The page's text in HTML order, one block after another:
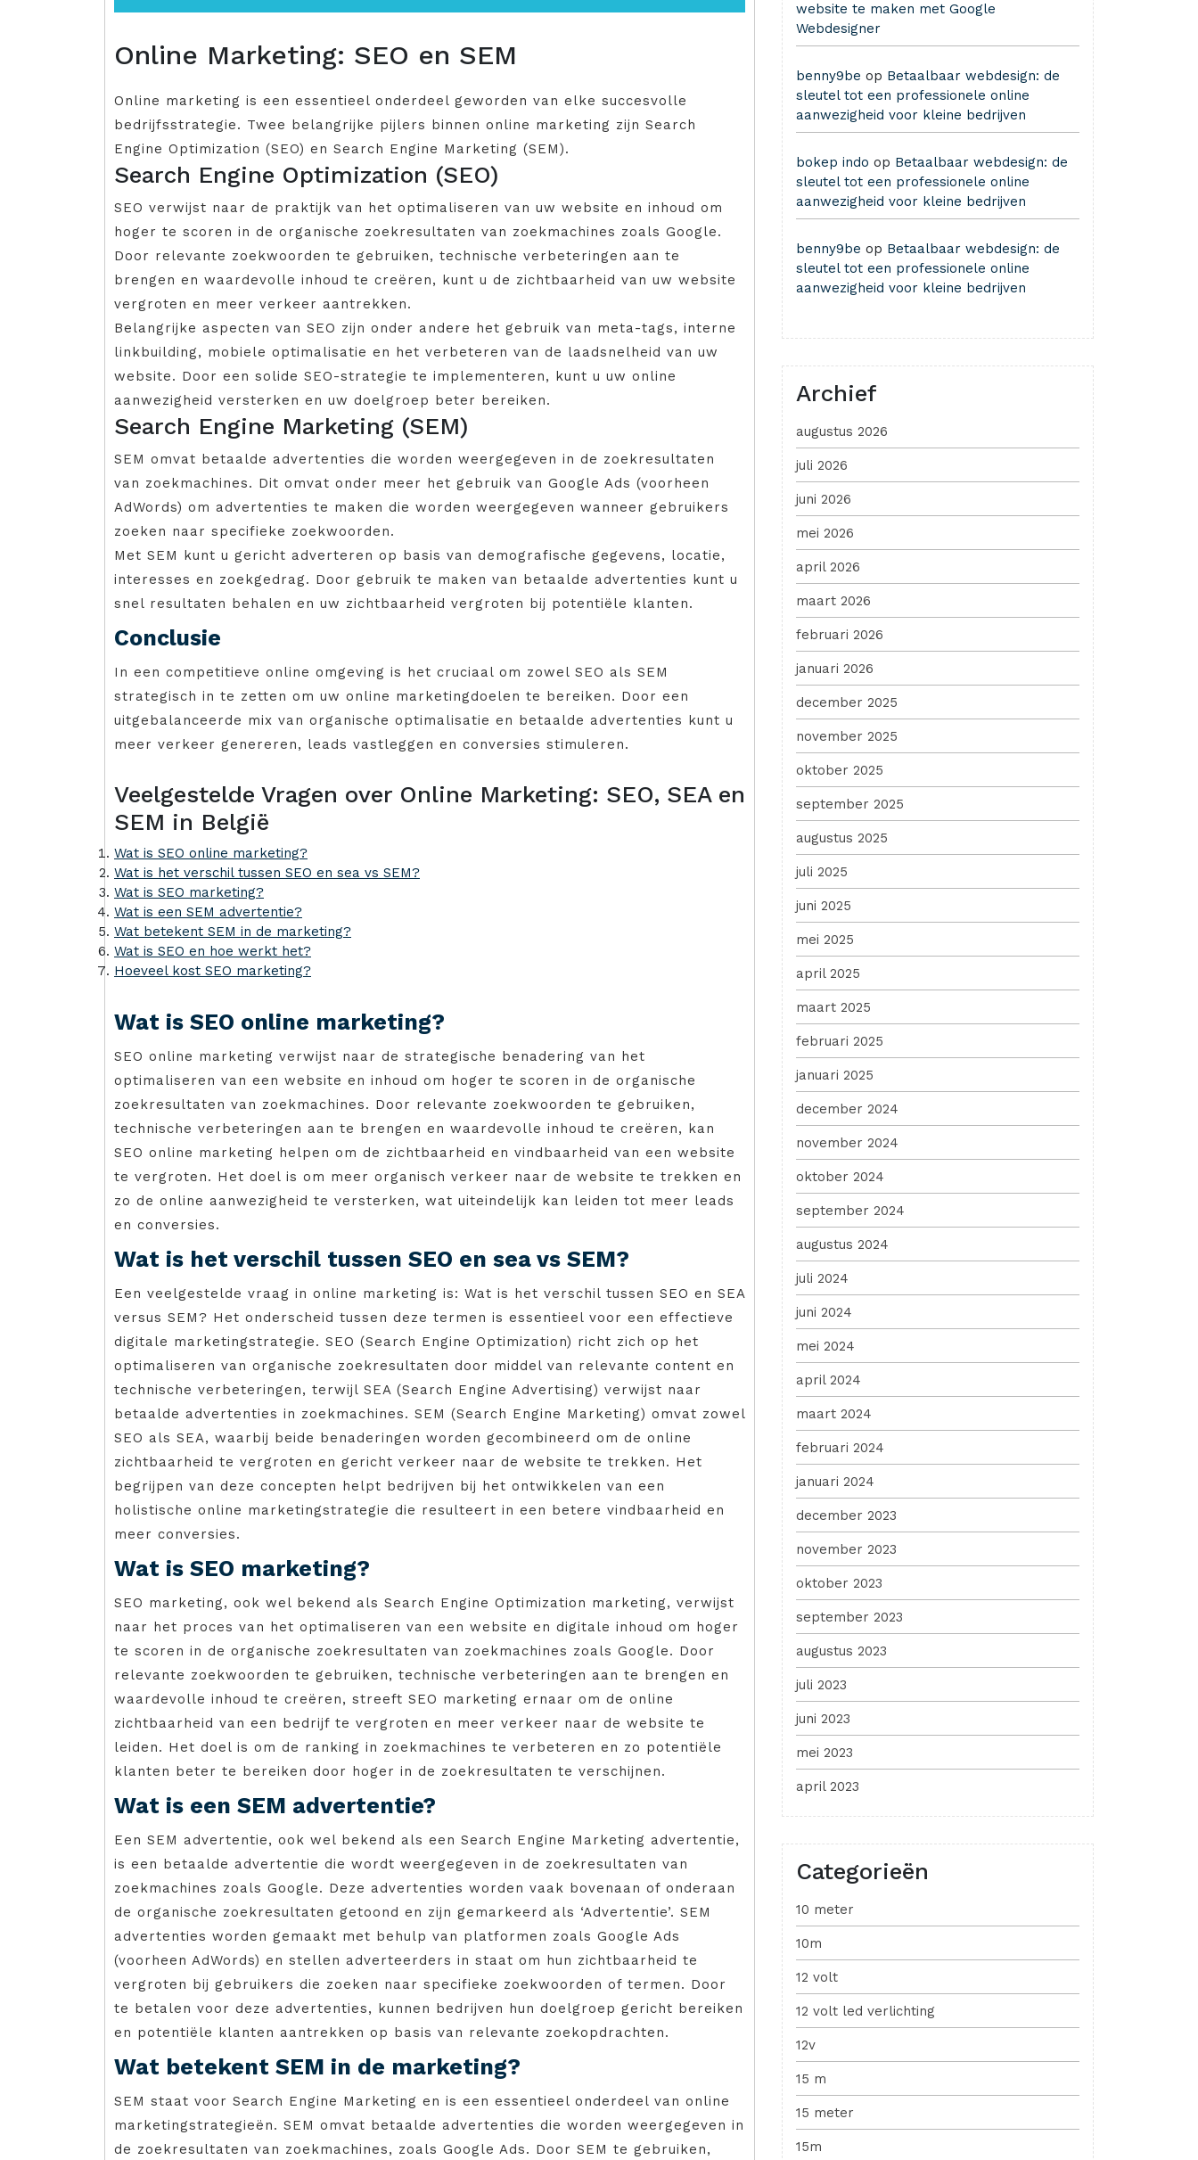
Online Marketing: SEO en SEM
Online marketing is een essentieel onderdeel geworden van elke succesvolle
bedrijfsstrategie. Twee belangrijke pijlers binnen online marketing zijn Search
Engine Optimization (SEO) en Search Engine Marketing (SEM).
Search Engine Optimization (SEO)
SEO verwijst naar de praktijk van het optimaliseren van uw website en inhoud om
hoger te scoren in de organische zoekresultaten van zoekmachines zoals Google.
Door relevante zoekwoorden te gebruiken, technische verbeteringen aan te
brengen en waardevolle inhoud te creëren, kunt u de zichtbaarheid van uw website
vergroten en meer verkeer aantrekken.
Belangrijke aspecten van SEO zijn onder andere het gebruik van meta-tags, interne
linkbuilding, mobiele optimalisatie en het verbeteren van de laadsnelheid van uw
website. Door een solide SEO-strategie te implementeren, kunt u uw online
aanwezigheid versterken en uw doelgroep beter bereiken.
Search Engine Marketing (SEM)
SEM omvat betaalde advertenties die worden weergegeven in de zoekresultaten
van zoekmachines. Dit omvat onder meer het gebruik van Google Ads (voorheen
AdWords) om advertenties te maken die worden weergegeven wanneer gebruikers
zoeken naar specifieke zoekwoorden.
Met SEM kunt u gericht adverteren op basis van demografische gegevens, locatie,
interesses en zoekgedrag. Door gebruik te maken van betaalde advertenties kunt u
snel resultaten behalen en uw zichtbaarheid vergroten bij potentiële klanten.
Conclusie
In een competitieve online omgeving is het cruciaal om zowel SEO als SEM
strategisch in te zetten om uw online marketingdoelen te bereiken. Door een
uitgebalanceerde mix van organische optimalisatie en betaalde advertenties kunt u
meer verkeer genereren, leads vastleggen en conversies stimuleren.
Veelgestelde Vragen over Online Marketing: SEO, SEA en
SEM in België
Wat is SEO online marketing?
Wat is het verschil tussen SEO en sea vs SEM?
Wat is SEO marketing?
Wat is een SEM advertentie?
Wat betekent SEM in de marketing?
Wat is SEO en hoe werkt het?
Hoeveel kost SEO marketing?
Wat is SEO online marketing?
SEO online marketing verwijst naar de strategische benadering van het
optimaliseren van een website en inhoud om hoger te scoren in de organische
zoekresultaten van zoekmachines. Door relevante zoekwoorden te gebruiken,
technische verbeteringen aan te brengen en waardevolle inhoud te creëren, kan
SEO online marketing helpen om de zichtbaarheid en vindbaarheid van een website
te vergroten. Het doel is om meer organisch verkeer naar de website te trekken en
zo de online aanwezigheid te versterken, wat uiteindelijk kan leiden tot meer leads
en conversies.
Wat is het verschil tussen SEO en sea vs SEM?
Een veelgestelde vraag in online marketing is: Wat is het verschil tussen SEO en SEA
versus SEM? Het onderscheid tussen deze termen is essentieel voor een effectieve
digitale marketingstrategie. SEO (Search Engine Optimization) richt zich op het
optimaliseren van organische zoekresultaten door middel van relevante content en
technische verbeteringen, terwijl SEA (Search Engine Advertising) verwijst naar
betaalde advertenties in zoekmachines. SEM (Search Engine Marketing) omvat zowel
SEO als SEA, waarbij beide benaderingen worden gecombineerd om de online
zichtbaarheid te vergroten en gericht verkeer naar de website te trekken. Het
begrijpen van deze concepten helpt bedrijven bij het ontwikkelen van een
holistische online marketingstrategie die resulteert in een betere vindbaarheid en
meer conversies.
Wat is SEO marketing?
SEO marketing, ook wel bekend als Search Engine Optimization marketing, verwijst
naar het proces van het optimaliseren van een website en digitale inhoud om hoger
te scoren in de organische zoekresultaten van zoekmachines zoals Google. Door
relevante zoekwoorden te gebruiken, technische verbeteringen aan te brengen en
waardevolle inhoud te creëren, streeft SEO marketing ernaar om de online
zichtbaarheid van een bedrijf te vergroten en meer verkeer naar de website te
leiden. Het doel is om de ranking in zoekmachines te verbeteren en zo potentiële
klanten beter te bereiken door hoger in de zoekresultaten te verschijnen.
Wat is een SEM advertentie?
Een SEM advertentie, ook wel bekend als een Search Engine Marketing advertentie,
is een betaalde advertentie die wordt weergegeven in de zoekresultaten van
zoekmachines zoals Google. Deze advertenties worden vaak bovenaan of onderaan
de organische zoekresultaten getoond en zijn gemarkeerd als ‘Advertentie’. SEM
advertenties worden gemaakt met behulp van platformen zoals Google Ads
(voorheen AdWords) en stellen adverteerders in staat om hun zichtbaarheid te
vergroten bij gebruikers die zoeken naar specifieke zoekwoorden of termen. Door
te betalen voor deze advertenties, kunnen bedrijven hun doelgroep gericht bereiken
en potentiële klanten aantrekken op basis van relevante zoekopdrachten.
Wat betekent SEM in de marketing?
SEM staat voor Search Engine Marketing en is een essentieel onderdeel van online
marketingstrategieën. SEM omvat betaalde advertenties die worden weergegeven in
de zoekresultaten van zoekmachines, zoals Google Ads. Door SEM te gebruiken,
website te maken met Google
Webdesigner
benny9be op Betaalbaar webdesign: de
sleutel tot een professionele online
aanwezigheid voor kleine bedrijven
bokep indo op Betaalbaar webdesign: de
sleutel tot een professionele online
aanwezigheid voor kleine bedrijven
benny9be op Betaalbaar webdesign: de
sleutel tot een professionele online
aanwezigheid voor kleine bedrijven
Archief
augustus 2026
juli 2026
juni 2026
mei 2026
april 2026
maart 2026
februari 2026
januari 2026
december 2025
november 2025
oktober 2025
september 2025
augustus 2025
juli 2025
juni 2025
mei 2025
april 2025
maart 2025
februari 2025
januari 2025
december 2024
november 2024
oktober 2024
september 2024
augustus 2024
juli 2024
juni 2024
mei 2024
april 2024
maart 2024
februari 2024
januari 2024
december 2023
november 2023
oktober 2023
september 2023
augustus 2023
juli 2023
juni 2023
mei 2023
april 2023
Categorieën
10 meter
10m
12 volt
12 volt led verlichting
12v
15 m
15 meter
15m